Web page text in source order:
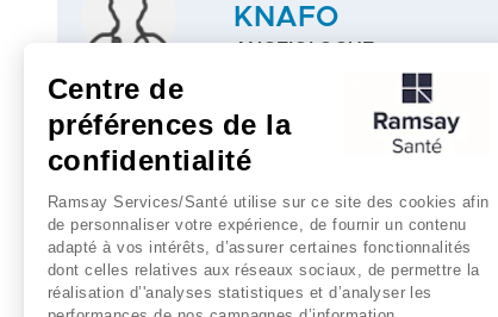
KNAFO
ANGEIOLOGUE
Traitement thermique endoveineux
Plus d'infos
Centre de
préférences de la
confidentialité
Ramsay Services/Santé utilise sur ce site des cookies afin
de personnaliser votre expérience, de fournir un contenu
adapté à vos intérêts, d’assurer certaines fonctionnalités
dont celles relatives aux réseaux sociaux, de permettre la
réalisation d’'analyses statistiques et d’analyser les